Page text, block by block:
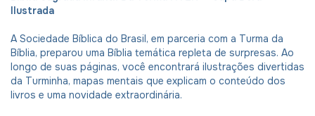
Ilustrada
A Sociedade Bíblica do Brasil, em parceria com a Turma da
Bíblia, preparou uma Bíblia temática repleta de surpresas. Ao
longo de suas páginas, você encontrará ilustrações divertidas
da Turminha, mapas mentais que explicam o conteúdo dos
livros e uma novidade extraordinária.